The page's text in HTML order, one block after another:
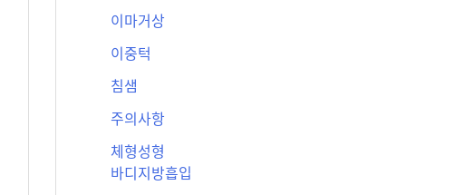
이마거상
이중턱
침샘
주의사항
체형성형
바디지방흡입